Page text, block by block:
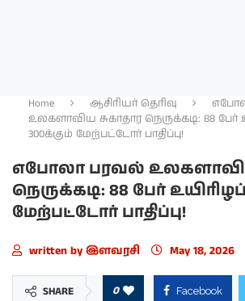
Home ஆசிரியர் தெரிவு
உலகளாவிய சுகாதார நெருக்கடி: 88 பேர்
300க்கும் மேற்பட்டோர் பாதிப்பு!
எபோலா பரவல்
நெருக்கடி: 88 பேர்
மேற்பட்டோர் பாதிப்பு!
written by இளவரசி May 18, 2026
SHARE 0 Facebook